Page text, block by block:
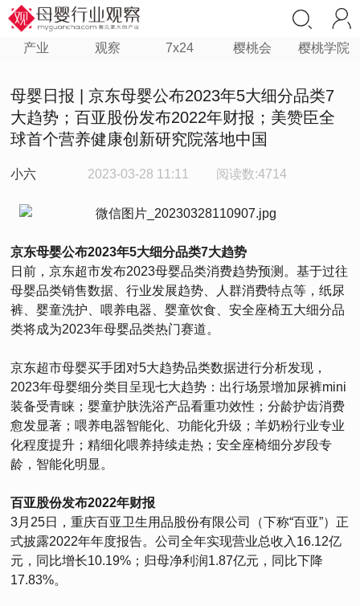
产业 观察 7x24 樱桃会 樱桃学院
母婴日报 | 京东母婴公布2023年5大细分品类7
大趋势；百亚股份发布2022年财报；美赞臣全
球首个营养健康创新研究院落地中国
小六 2023-03-28 11:11 阅读数:4714
京东母婴公布2023年5大细分品类7大趋势
日前，京东超市发布2023母婴品类消费趋势预测。基于过往
母婴品类销售数据、行业发展趋势、人群消费特点等，纸尿
裤、婴童洗护、喂养电器、婴童饮食、安全座椅五大细分品
类将成为2023年母婴品类热门赛道。
京东超市母婴买手团对5大趋势品类数据进行分析发现，
2023年母婴细分类目呈现七大趋势：出行场景增加尿裤mini
装备受青睐；婴童护肤洗浴产品看重功效性；分龄护齿消费
愈发显著；喂养电器智能化、功能化升级；羊奶粉行业专业
化程度提升；精细化喂养持续走热；安全座椅细分岁段专
龄，智能化明显。
百亚股份发布2022年财报
3月25日，重庆百亚卫生用品股份有限公司（下称“百亚”）正
式披露2022年年度报告。公司全年实现营业总收入16.12亿
元，同比增长10.19%；归母净利润1.87亿元，同比下降
17.83%。